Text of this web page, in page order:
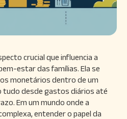
crucial que influencia a
estar das famílias. Ela se
monetários dentro de um
tudo desde gastos diários até
Em um mundo onde a
entender o papel da